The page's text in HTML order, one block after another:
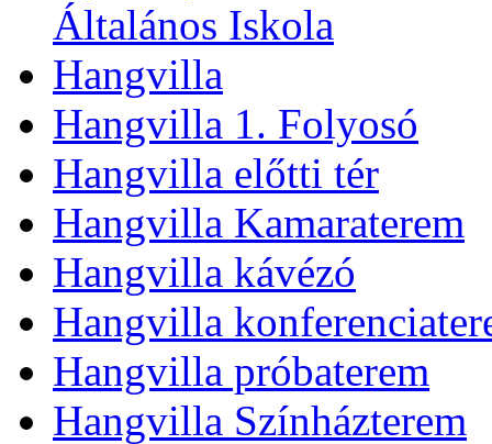
Általános Iskola
Hangvilla
Hangvilla 1. Folyosó
Hangvilla előtti tér
Hangvilla Kamaraterem
Hangvilla kávézó
Hangvilla
Hangvilla próbaterem
Hangvilla Színházterem